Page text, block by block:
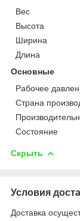
Вес
Высота
Ширина
Длина
Основные
Рабочее
Страна
Состояние
Скрыть
Условия
Доставка